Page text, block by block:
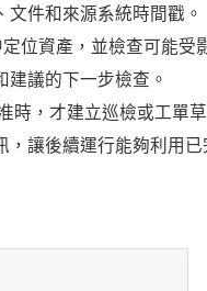
文件和來源系統時間戳。
位資產，並檢查可能受
建議的下一步檢查。
時，才建立巡檢或工單草
讓後續運行能夠利用已